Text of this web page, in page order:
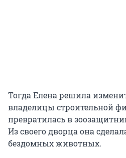
Тогда Елена решила
владелицы строительной
превратилась в
Из своего дворца она
бездомных животных.